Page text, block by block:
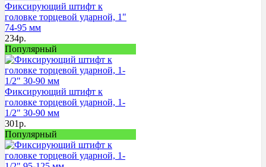
Фиксирующий штифт к
головке торцевой ударной, 1"
74-95 мм
234р.
Популярный
Фиксирующий штифт к
головке торцевой ударной, 1-
1/2" 30-90 мм
301р.
Популярный